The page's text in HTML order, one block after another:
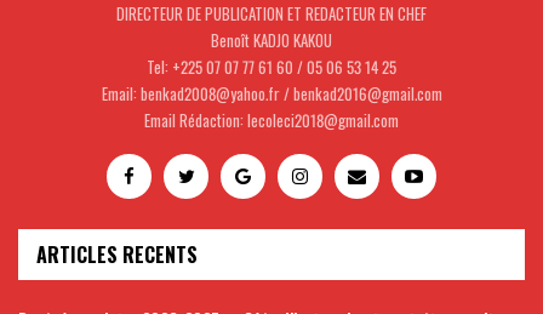
DIRECTEUR DE PUBLICATION ET REDACTEUR EN CHEF
Benoît KADJO KAKOU
Tel: +225 07 07 77 61 60 / 05 06 53 14 25
Email: benkad2008@yahoo.fr / benkad2016@gmail.com
Email Rédaction: lecoleci2018@gmail.com
ARTICLES RECENTS